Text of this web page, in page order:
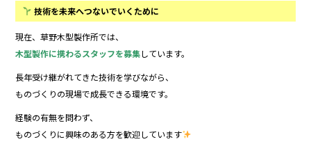
技術を未来へつないでいくために
現在、草野木型製作所では、
木型製作に携わるスタッフを募集しています。
長年受け継がれてきた技術を学びながら、
ものづくりの現場で成長できる環境です。
経験の有無を問わず、
ものづくりに興味のある方を歓迎しています